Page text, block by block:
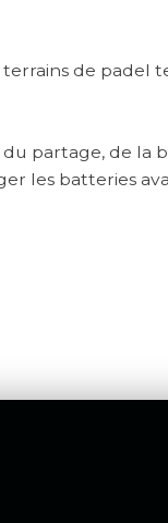
de padel
du partage, de la
les batteries